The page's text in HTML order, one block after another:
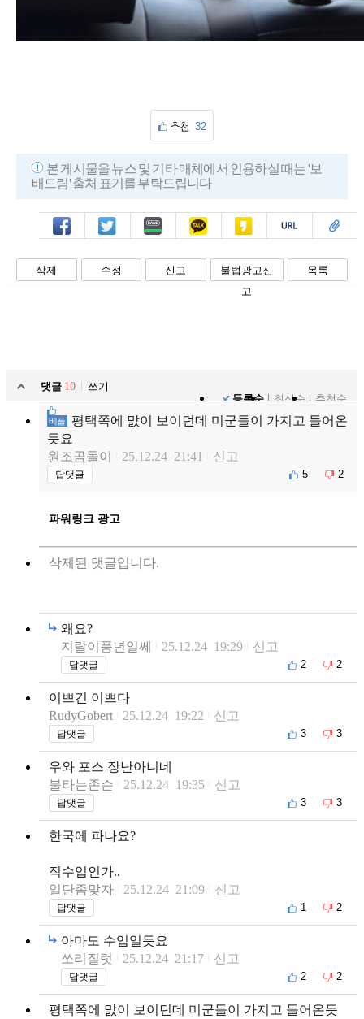
추천 32
본 게시물을 뉴스 및 기타 매체에서 인용하실 때는 '보
배드림' 출처 표기를 부탁드립니다
페북 트윗 밴드 카톡 카스 복사 스크랩
삭제 수정 신고
불법광고신
고
목록
댓글 10
쓰기
등록순
최신순 추천순
베플
평택쪽에 맔이 보이던데 미군들이 가지고 들어온
듯요
원조곰돌이
25.12.24 21:41 신고
답댓글 5 2
파워링크 광고
삭제된 댓글입니다.
왜요?
지랄이풍년일쎄
25.12.24 19:29 신고
답댓글 2 2
이쁘긴 이쁘다
RudyGobert
25.12.24 19:22 신고
답댓글 3 3
우와 포스 장난아니네
불타는존슨
25.12.24 19:35 신고
답댓글 3 3
한국에 파나요?
직수입인가..
일단좀맞자
25.12.24 21:09 신고
답댓글 1 2
아마도 수입일듯요
쏘리질럿
25.12.24 21:17 신고
답댓글 2 2
평택쪽에 맔이 보이던데 미군들이 가지고 들어온듯